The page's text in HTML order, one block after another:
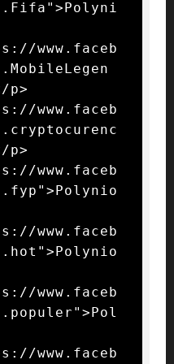
www.faceb
p>
www.faceb
p>
www.faceb
www.faceb
www.faceb
www.faceb